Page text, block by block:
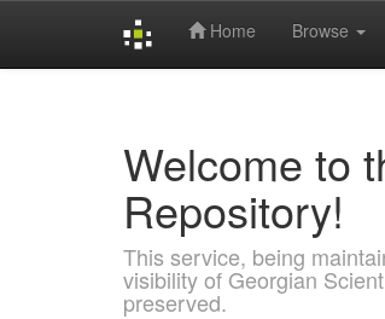
Home Browse
Welcome to
Repository!
This service, being
visibility of Georgian
preserved.